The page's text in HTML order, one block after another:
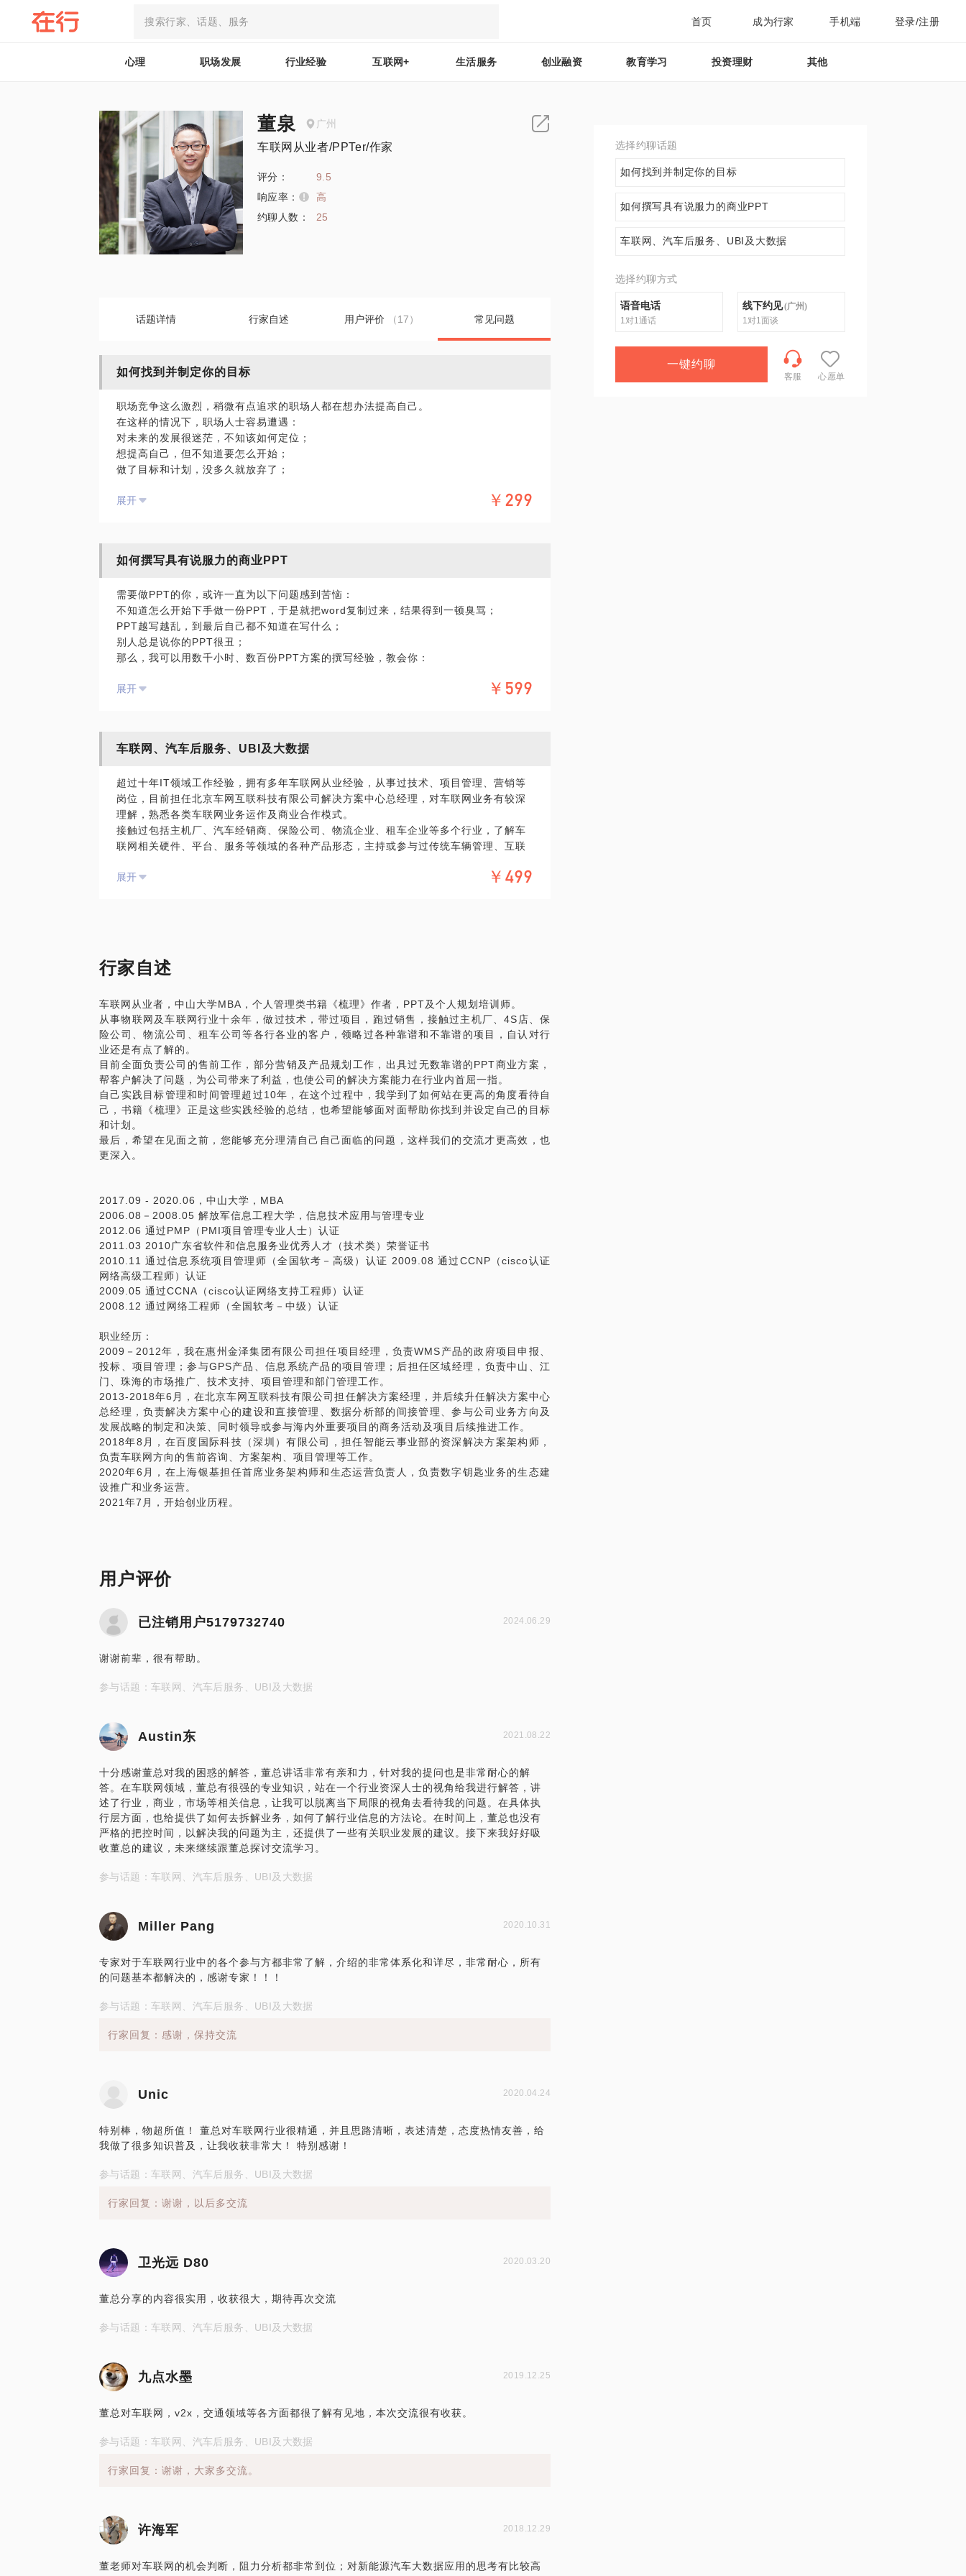
首页 成为行家 手机端 登录/注册
心理 职场发展 行业经验 互联网+ 生活服务 创业融资 教育学习 投资理财 其他
董泉 广州
车联网从业者/PPTer/作家
评分：
9.5
响应率：
高
约聊人数：
25
话题详情 行家自述 用户评价 （17） 常见问题
如何找到并制定你的目标
职场竞争这么激烈，稍微有点追求的职场人都在想办法提高自己。
在这样的情况下，职场人士容易遭遇：
对未来的发展很迷茫，不知该如何定位；
想提高自己，但不知道要怎么开始；
做了目标和计划，没多久就放弃了；
回答已获过数万赞同。 我愿意与你分享的内容包括：
P.S.在选择与我见面前，请把你的问题更具体化，方便我做更精确的准备，提升见面效
期待与你的见面。
展开 ￥299
如何撰写具有说服力的商业PPT
需要做PPT的你，或许一直为以下问题感到苦恼：
不知道怎么开始下手做一份PPT，于是就把word复制过来，结果得到一顿臭骂；
PPT越写越乱，到最后自己都不知道在写什么；
别人总是说你的PPT很丑；
那么，我可以用数千小时、数百份PPT方案的撰写经验，教会你：
从内在逻辑到外在形式，怎么构建PPT才能说服受众；
展开 ￥599
车联网、汽车后服务、UBI及大数据
超过十年IT领域工作经验，拥有多年车联网从业经验，从事过技术、项目管理、营销等
岗位，目前担任北京车网互联科技有限公司解决方案中心总经理，对车联网业务有较深
理解，熟悉各类车联网业务运作及商业合作模式。
接触过包括主机厂、汽车经销商、保险公司、物流企业、租车企业等多个行业，了解车
联网相关硬件、平台、服务等领域的各种产品形态，主持或参与过传统车辆管理、互联
多种项目。
国内UBI发展现状及运作模式；
车联网大数据、AI等技术的行业应用；
展开 ￥499
行家自述
车联网从业者，中山大学MBA，个人管理类书籍《梳理》作者，PPT及个人规划培训师。
从事物联网及车联网行业十余年，做过技术，带过项目，跑过销售，接触过主机厂、4S店、保
险公司、物流公司、租车公司等各行各业的客户，领略过各种靠谱和不靠谱的项目，自认对行
业还是有点了解的。
目前全面负责公司的售前工作，部分营销及产品规划工作，出具过无数靠谱的PPT商业方案，
帮客户解决了问题，为公司带来了利益，也使公司的解决方案能力在行业内首屈一指。
自己实践目标管理和时间管理超过10年，在这个过程中，我学到了如何站在更高的角度看待自
己，书籍《梳理》正是这些实践经验的总结，也希望能够面对面帮助你找到并设定自己的目标
和计划。
最后，希望在见面之前，您能够充分理清自己自己面临的问题，这样我们的交流才更高效，也
更深入。
2017.09 - 2020.06，中山大学，MBA
2006.08－2008.05 解放军信息工程大学，信息技术应用与管理专业
2012.06 通过PMP（PMI项目管理专业人士）认证
2011.03 2010广东省软件和信息服务业优秀人才（技术类）荣誉证书
2010.11 通过信息系统项目管理师（全国软考－高级）认证 2009.08 通过CCNP（cisco认证
网络高级工程师）认证
2009.05 通过CCNA（cisco认证网络支持工程师）认证
2008.12 通过网络工程师（全国软考－中级）认证
职业经历：
2009－2012年，我在惠州金泽集团有限公司担任项目经理，负责WMS产品的政府项目申报、
投标、项目管理；参与GPS产品、信息系统产品的项目管理；后担任区域经理，负责中山、江
门、珠海的市场推广、技术支持、项目管理和部门管理工作。
2013-2018年6月，在北京车网互联科技有限公司担任解决方案经理，并后续升任解决方案中心
总经理，负责解决方案中心的建设和直接管理、数据分析部的间接管理、参与公司业务方向及
发展战略的制定和决策、同时领导或参与海内外重要项目的商务活动及项目后续推进工作。
2018年8月，在百度国际科技（深圳）有限公司，担任智能云事业部的资深解决方案架构师，
负责车联网方向的售前咨询、方案架构、项目管理等工作。
2020年6月，在上海银基担任首席业务架构师和生态运营负责人，负责数字钥匙业务的生态建
设推广和业务运营。
2021年7月，开始创业历程。
用户评价
已注销用户5179732740 2024.06.29
谢谢前辈，很有帮助。
参与话题：车联网、汽车后服务、UBI及大数据
Austin东 2021.08.22
十分感谢董总对我的困惑的解答，董总讲话非常有亲和力，针对我的提问也是非常耐心的解
答。在车联网领域，董总有很强的专业知识，站在一个行业资深人士的视角给我进行解答，讲
述了行业，商业，市场等相关信息，让我可以脱离当下局限的视角去看待我的问题。在具体执
行层方面，也给提供了如何去拆解业务，如何了解行业信息的方法论。在时间上，董总也没有
严格的把控时间，以解决我的问题为主，还提供了一些有关职业发展的建议。接下来我好好吸
收董总的建议，未来继续跟董总探讨交流学习。
参与话题：车联网、汽车后服务、UBI及大数据
Miller Pang 2020.10.31
专家对于车联网行业中的各个参与方都非常了解，介绍的非常体系化和详尽，非常耐心，所有
的问题基本都解决的，感谢专家！！！
参与话题：车联网、汽车后服务、UBI及大数据
行家回复：感谢，保持交流
Unic 2020.04.24
特别棒，物超所值！ 董总对车联网行业很精通，并且思路清晰，表述清楚，态度热情友善，给
我做了很多知识普及，让我收获非常大！ 特别感谢！
参与话题：车联网、汽车后服务、UBI及大数据
行家回复：谢谢，以后多交流
卫光远 D80 2020.03.20
董总分享的内容很实用，收获很大，期待再次交流
参与话题：车联网、汽车后服务、UBI及大数据
九点水墨 2019.12.25
董总对车联网，v2x，交通领域等各方面都很了解有见地，本次交流很有收获。
参与话题：车联网、汽车后服务、UBI及大数据
行家回复：谢谢，大家多交流。
许海军 2018.12.29
董老师对车联网的机会判断，阻力分析都非常到位；对新能源汽车大数据应用的思考有比较高
选择约聊话题
如何找到并制定你的目标
如何撰写具有说服力的商业PPT
车联网、汽车后服务、UBI及大数据
选择约聊方式
语音电话
1对1通话
线下约见(广州)
1对1面谈
一键约聊
客服 心愿单